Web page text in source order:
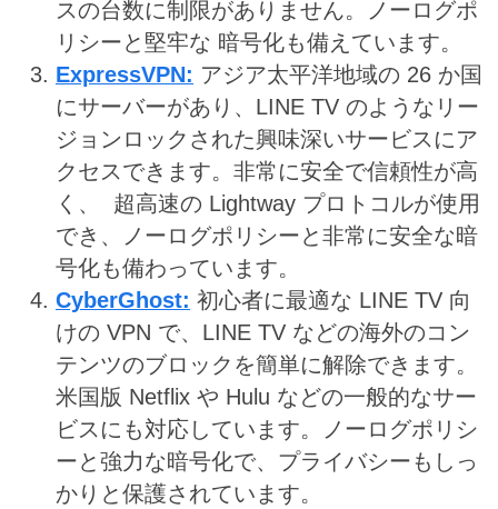
スの台数に制限がありません。ノーログポ
リシーと堅牢な 暗号化も備えています。
ExpressVPN: アジア太平洋地域の 26 か国
にサーバーがあり、LINE TV のようなリー
ジョンロックされた興味深いサービスにア
クセスできます。非常に安全で信頼性が高
く、 超高速の Lightway プロトコルが使用
でき、ノーログポリシーと非常に安全な暗
号化も備わっています。
CyberGhost: 初心者に最適な LINE TV 向
けの VPN で、LINE TV などの海外のコン
テンツのブロックを簡単に解除できます。
米国版 Netflix や Hulu などの一般的なサー
ビスにも対応しています。ノーログポリシ
ーと強力な暗号化で、プライバシーもしっ
かりと保護されています。